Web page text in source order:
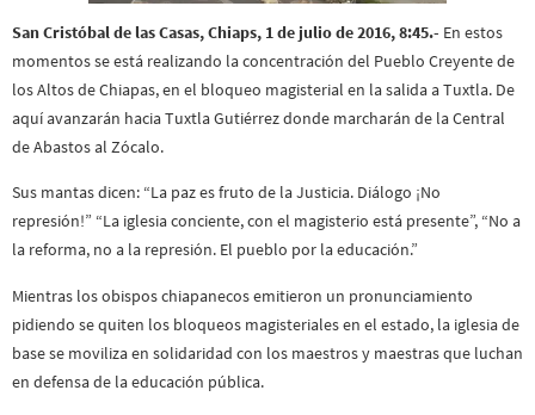
San Cristóbal de las Casas, Chiaps, 1 de julio de 2016, 8:45.- En estos
momentos se está realizando la concentración del Pueblo Creyente de
los Altos de Chiapas, en el bloqueo magisterial en la salida a Tuxtla. De
aquí avanzarán hacia Tuxtla Gutiérrez donde marcharán de la Central
de Abastos al Zócalo.
Sus mantas dicen: “La paz es fruto de la Justicia. Diálogo ¡No
represión!” “La iglesia conciente, con el magisterio está presente”, “No a
la reforma, no a la represión. El pueblo por la educación.”
Mientras los obispos chiapanecos emitieron un pronunciamiento
pidiendo se quiten los bloqueos magisteriales en el estado, la iglesia de
base se moviliza en solidaridad con los maestros y maestras que luchan
en defensa de la educación pública.